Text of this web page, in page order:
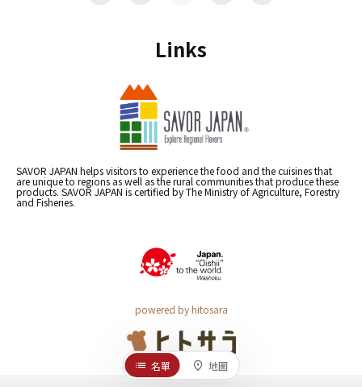
Links
SAVOR JAPAN helps visitors to experience the food and the cuisines that
are unique to regions as well as the rural communities that produce these
products. SAVOR JAPAN is certified by The Ministry of Agriculture, Forestry
and Fisheries.
powered by hitosara
名單 地圖